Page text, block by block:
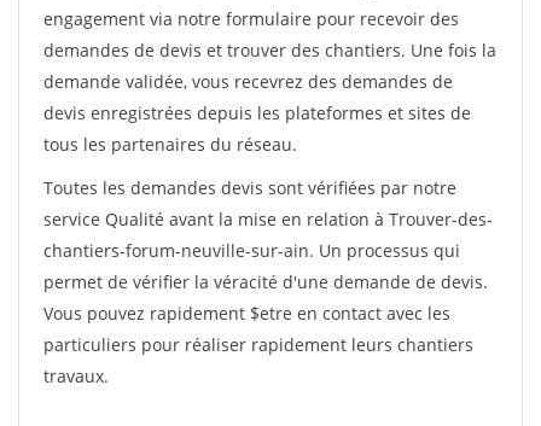
engagement via notre formulaire pour recevoir des
demandes de devis et trouver des chantiers. Une fois la
demande validée, vous recevrez des demandes de
devis enregistrées depuis les plateformes et sites de
tous les partenaires du réseau.
Toutes les demandes devis sont vérifiées par notre
service Qualité avant la mise en relation à Trouver-des-
chantiers-forum-neuville-sur-ain. Un processus qui
permet de vérifier la véracité d'une demande de devis.
Vous pouvez rapidement $etre en contact avec les
particuliers pour réaliser rapidement leurs chantiers
travaux.